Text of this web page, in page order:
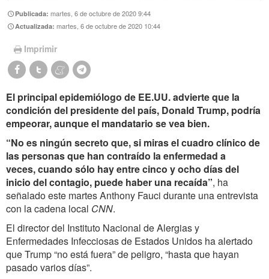
Publicada:martes, 6 de octubre de 2020 9:44
Actualizada:martes, 6 de octubre de 2020 10:44
Imprimir
El principal epidemiólogo de EE.UU. advierte que la
condición del presidente del país, Donald Trump, podría
empeorar, aunque el mandatario se vea bien.
“No es ningún secreto que, si miras el cuadro clínico de
las personas que han contraído la enfermedad a
veces, cuando sólo hay entre cinco y ocho días del
inicio del contagio, puede haber una recaída”, ha
señalado este martes Anthony Fauci durante una entrevista
con la cadena local CNN.
El director del Instituto Nacional de Alergias y
Enfermedades Infecciosas de Estados Unidos ha alertado
que Trump “no está fuera” de peligro, “hasta que hayan
pasado varios días”.